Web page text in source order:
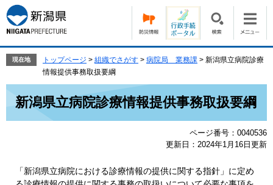
ー
ジ
の
で
す。
ニ
ュ
ー
ば
本
現在地 トップページ > 組織でさがす > 病院局 業務課 > 新潟県立病院診療
情報提供事務取扱要綱
新潟県立病院診療情報提供事務取扱要綱
ページ番号：0040536
更新日：2024年1月16日更新
「新潟県立病院における診療情報の提供に関する指針」に定め